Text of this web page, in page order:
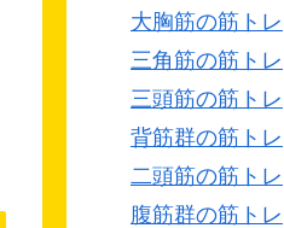
大胸筋の筋トレ
三角筋の筋トレ
三頭筋の筋トレ
背筋群の筋トレ
二頭筋の筋トレ
腹筋群の筋トレ